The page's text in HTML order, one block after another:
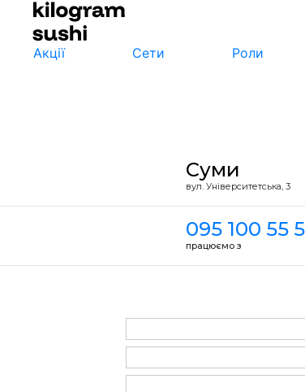
Акції Сети Роли
Суми
вул. Унiверситетська, 3
095 100 55
працюємо з